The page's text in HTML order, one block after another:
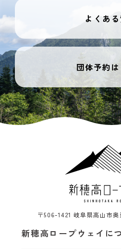
よくあ
団体予約
〒506-1421 岐阜県高山市
新穂高ロープウェイに